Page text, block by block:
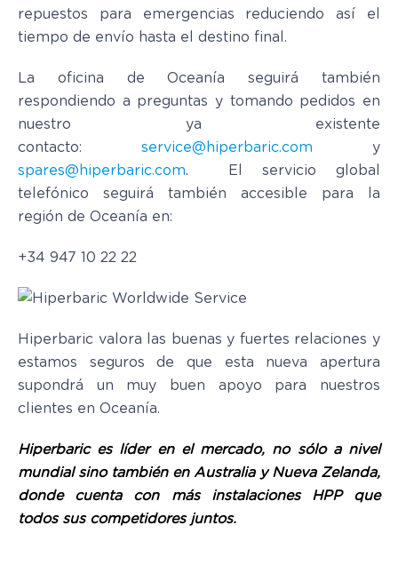
repuestos para emergencias reduciendo así el
tiempo de envío hasta el destino final.
La oficina de Oceanía seguirá también
respondiendo a preguntas y tomando pedidos en
nuestro ya existente
contacto: service@hiperbaric.com y
spares@hiperbaric.com. El servicio global
telefónico seguirá también accesible para la
región de Oceanía en:
+34 947 10 22 22
Hiperbaric valora las buenas y fuertes relaciones y
estamos seguros de que esta nueva apertura
supondrá un muy buen apoyo para nuestros
clientes en Oceanía.
Hiperbaric es líder en el mercado, no sólo a nivel
mundial sino también en Australia y Nueva Zelanda,
donde cuenta con más instalaciones HPP que
todos sus competidores juntos.